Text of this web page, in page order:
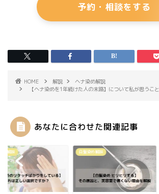
予約・相談をする
HOME 解説
ヘナ染め解説
【ヘナ染めを1年続けた人の末路】について私が思うこと
あなたに合わせた関連記事
め解説 白髪染め解説